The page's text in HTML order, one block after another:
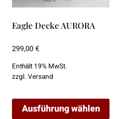
Eagle Decke AURORA
299,00€
Enthält 19% MwSt.
zzgl. Versand
Ausführung wählen